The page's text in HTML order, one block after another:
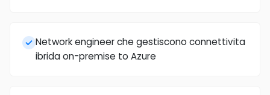
Network engineer che gestiscono connettivita
ibrida on-premise to Azure